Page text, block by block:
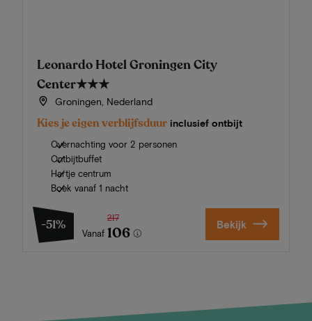
Leonardo Hotel Groningen City
Center★★★
Groningen, Nederland
Kies je eigen verblijfsduur inclusief ontbijt
Overnachting voor 2 personen
Ontbijtbuffet
Hartje centrum
Boek vanaf 1 nacht
-51%
Vanaf
217
106 Bekijk